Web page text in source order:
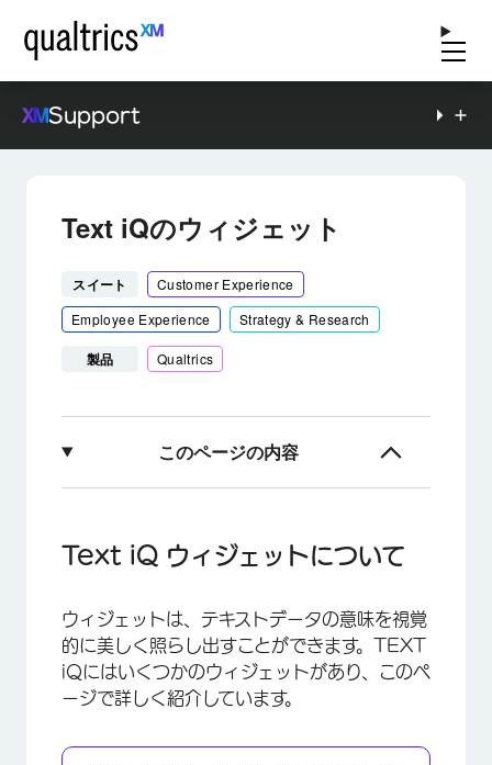
Support
Text iQのウィジェット
スイート
Customer Experience
Employee Experience
Strategy & Research
製品 Qualtrics
このページの内容
バブル・ウィジェット
ワードクラウド
Text iQ ウィジェットについて
ウィジェットは、テキストデータの意味を視覚
的に美しく照らし出すことができます。TEXT
iQにはいくつかのウィジェットがあり、このペ
ージで詳しく紹介しています。